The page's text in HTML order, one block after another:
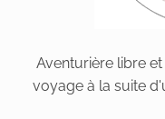
Aventurière libre
voyage à la suite